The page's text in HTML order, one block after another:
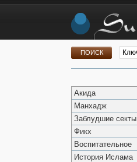
Акида
Манхадж
Заблудшие секты
Фикх
Воспитательное
История Ислама